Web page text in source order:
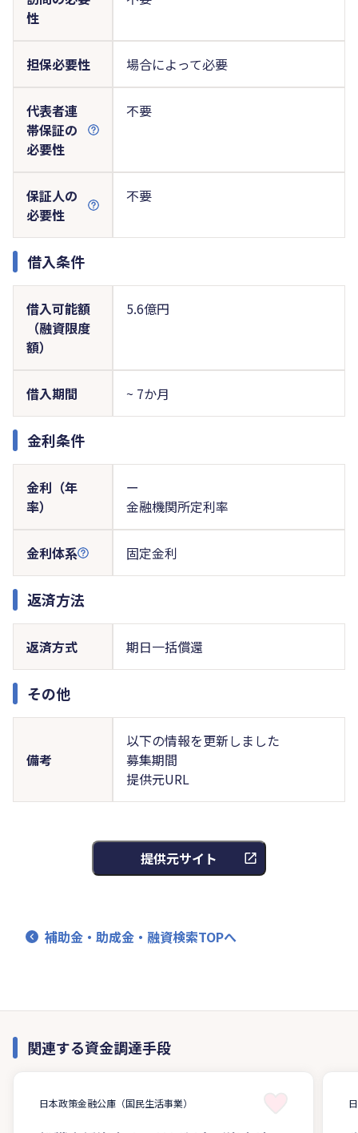
性
担保必要性 場合によって必要
代表者連
帯保証の
必要性
不要
保証人の
必要性
不要
借入条件
借入可能額
（融資限度
額）
5.6億円
借入期間 ~ 7か月
金利条件
金利（年
率）
ー
金融機関所定利率
金利体系 固定金利
返済方法
返済方式 期日一括償還
その他
備考
以下の情報を更新しました
募集期間
提供元URL
提供元サイト
補助金・助成金・融資検索TOPへ
関連する資金調達手段
日本政策金融公庫（国民生活事業）